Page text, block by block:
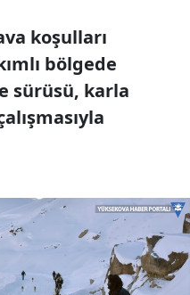
koşulları
bölgede
sürüsü, karla